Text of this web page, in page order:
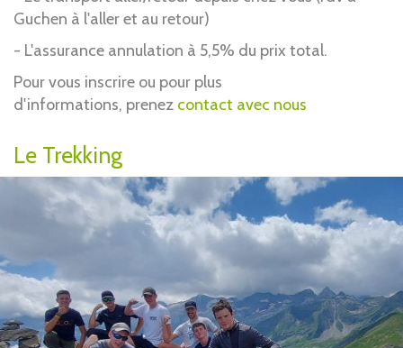
Guchen à l'aller et au retour)
- L'assurance annulation à 5,5% du prix total.
Pour vous inscrire ou pour plus
d'informations, prenez contact avec nous
Le Trekking